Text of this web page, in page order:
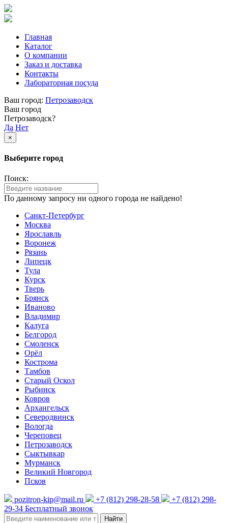
Главная
Каталог
О компании
Заказ и доставка
Контакты
Лабораторная посуда
Ваш город: Петрозаводск
Ваш город
Петрозаводск?
Да Нет
×
Выберите город
Поиск:
По данному запросу ни одного города не найдено!
Санкт-Петербург
Москва
Ярославль
Воронеж
Рязань
Липецк
Тула
Курск
Тверь
Брянск
Иваново
Владимир
Калуга
Белгород
Смоленск
Орёл
Кострома
Тамбов
Старый Оскол
Рыбинск
Ковров
Архангельск
Северодвинск
Вологда
Череповец
Петрозаводск
Сыктывкар
Мурманск
Великий Новгород
Псков
pozitron-kip@mail.ru +7 (812) 298-28-58
+7 (812) 298-
29-34 Бесплатный звонок
Найти